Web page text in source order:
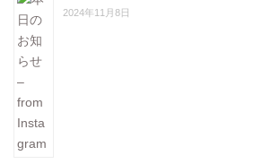
2024年11月8日